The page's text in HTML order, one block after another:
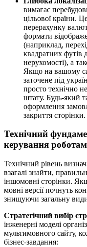
вимагає
цільової країни.
перерахунку
формати
(наприклад,
квадратних футів
нерухомості), а
Якщо на вашому
заточене під
просто технічно
штату. Будь-який
оформлення
закриття сторінки.
Технічний
керування
Технічний рівень
взагалі знайти,
іншомовні сторінки.
мовні версії почнуть
знищуючи загальну
Стратегічний вибір
інженерні моделі
мультимовного сайту,
бізнес-завдання: